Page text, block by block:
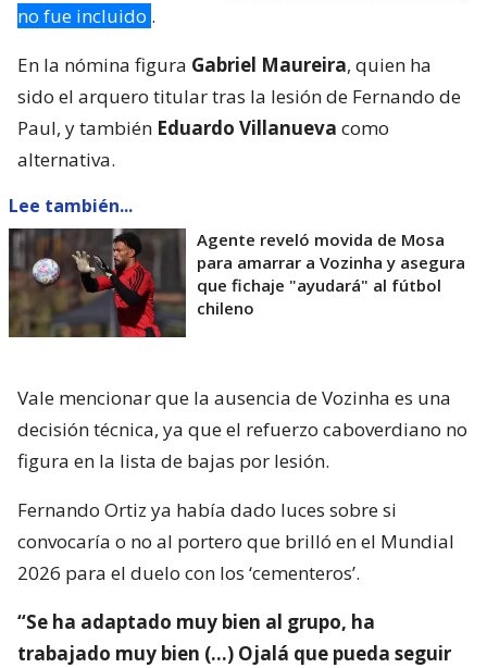
no fue incluido .
En la nómina figura Gabriel Maureira, quien ha
sido el arquero titular tras la lesión de Fernando de
Paul, y también Eduardo Villanueva como
alternativa.
Lee también...
Agente reveló movida de Mosa
para amarrar a Vozinha y asegura
que fichaje "ayudará" al fútbol
chileno
Vale mencionar que la ausencia de Vozinha es una
decisión técnica, ya que el refuerzo caboverdiano no
figura en la lista de bajas por lesión.
Fernando Ortiz ya había dado luces sobre si
convocaría o no al portero que brilló en el Mundial
2026 para el duelo con los ‘cementeros’.
“Se ha adaptado muy bien al grupo, ha
trabajado muy bien (…) Ojalá que pueda seguir